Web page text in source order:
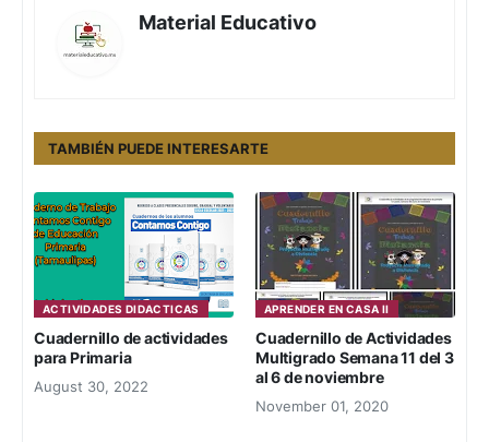
Material Educativo
TAMBIÉN PUEDE INTERESARTE
ACTIVIDADES DIDACTICAS
Cuadernillo de actividades
para Primaria
August 30, 2022
APRENDER EN CASA II
Cuadernillo de Actividades
Multigrado Semana 11 del 3
al 6 de noviembre
November 01, 2020